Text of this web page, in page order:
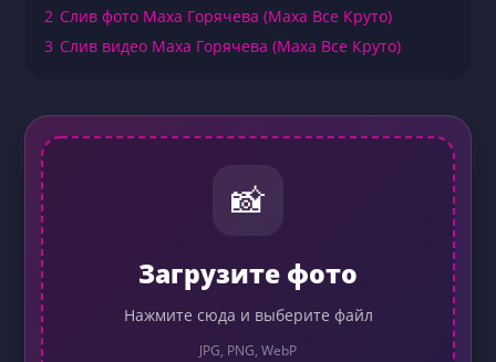
2 Слив фото Маха Горячева (Маха Все Круто)
3 Слив видео Маха Горячева (Маха Все Круто)
📸
Загрузите фото
Нажмите сюда и выберите файл
JPG, PNG, WebP